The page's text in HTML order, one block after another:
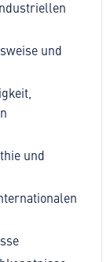
und
und